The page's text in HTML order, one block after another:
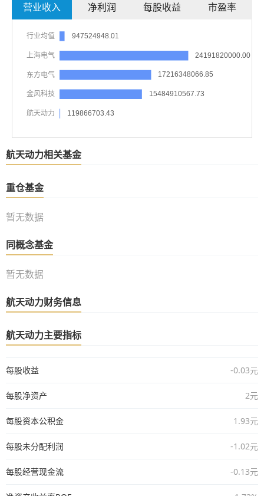
营业收入 净利润 每股收益 市盈率
航天动力相关基金
重仓基金
暂无数据
同概念基金
暂无数据
航天动力财务信息
航天动力主要指标
每股收益 -0.03元
每股净资产 2元
每股资本公积金 1.93元
每股未分配利润 -1.02元
每股经营现金流 -0.13元